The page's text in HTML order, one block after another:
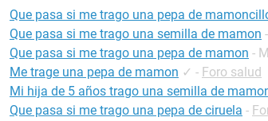
Que pasa si me trago una pepa de
Que pasa si me trago una semilla de mamon
Que pasa si me trago una pepa de mamon -
Me trage una pepa de mamon ✓ - Foro salud
Mi hija de 5 años trago una semilla de
Que pasa si me trago una pepa de ciruela -